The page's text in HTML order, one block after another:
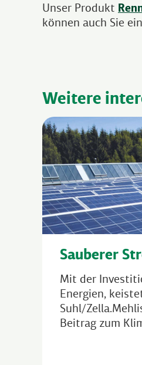
Unser Produkt
können auch Sie
Weitere
Sauberer
Mit der
Energien,
Suhl/
Beitrag zum